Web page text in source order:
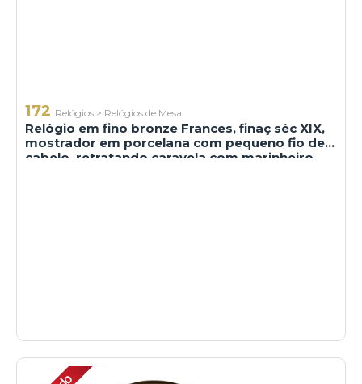
172 Relógios > Relógios de Mesa
Relógio em fino bronze Frances, finaç séc XIX,
mostrador em porcelana com pequeno fio de
cabelo, retratando caravela com marinheiro